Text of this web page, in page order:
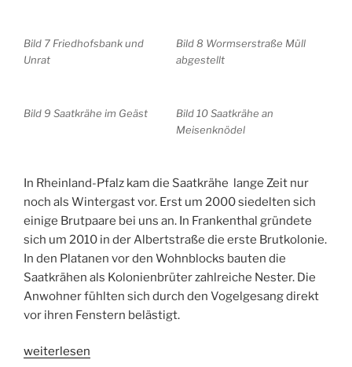
Bild 7 Friedhofsbank und
Unrat
Bild 8 Wormserstraße Müll
abgestellt
Bild 9 Saatkrähe im Geäst
Bild 10 Saatkrähe an
Meisenknödel
In Rheinland-Pfalz kam die Saatkrähe lange Zeit nur
noch als Wintergast vor. Erst um 2000 siedelten sich
einige Brutpaare bei uns an. In Frankenthal gründete
sich um 2010 in der Albertstraße die erste Brutkolonie.
In den Platanen vor den Wohnblocks bauten die
Saatkrähen als Kolonienbrüter zahlreiche Nester. Die
Anwohner fühlten sich durch den Vogelgesang direkt
vor ihren Fenstern belästigt.
„Saatkrähen
weiterlesen